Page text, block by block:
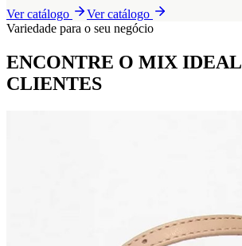
Ver catálogo
Ver catálogo
Variedade para o seu negócio
ENCONTRE O MIX IDEAL
CLIENTES